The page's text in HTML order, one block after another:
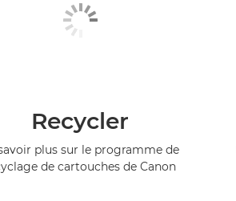
Recycler
plus sur le programme de
de cartouches de Canon